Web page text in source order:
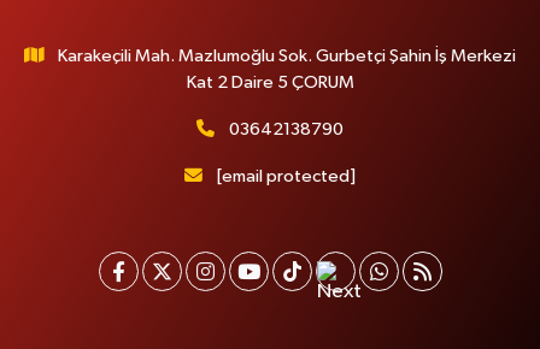
Karakeçili Mah. Mazlumoğlu Sok. Gurbetçi Şahin İş Merkezi
Kat 2 Daire 5 ÇORUM
03642138790
[email protected]